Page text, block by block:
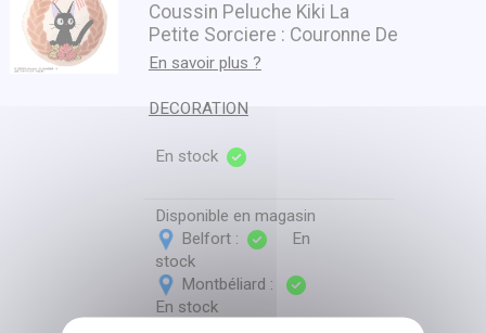
Coussin Peluche Kiki La
Petite Sorciere : Couronne De
Pain (35cm X 35 Cm)
En savoir plus ?
DECORATION
En stock
Disponible en magasin
Belfort :
En
stock
Montbéliard :
En stock